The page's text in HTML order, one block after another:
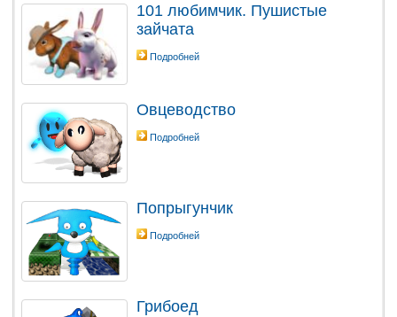
101 любимчик. Пушистые
зайчата
Подробней
Овцеводство
Подробней
Попрыгунчик
Подробней
Грибоед